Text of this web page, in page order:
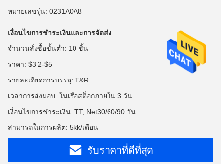
หมายเลขรุ่น: 0231A0A8
เงื่อนไขการชำระเงินและการจัดส่ง
จำนวนสั่งซื้อขั้นต่ำ: 10 ชิ้น
ราคา: $3.2-$5
รายละเอียดการบรรจุ: T&R
เวลาการส่งมอบ: ในเรือสต็อกภายใน 3 วัน
เงื่อนไขการชำระเงิน: TT, Net30/60/90 วัน
สามารถในการผลิต: 5kk/เดือน
รับราคาที่ดีที่สุด